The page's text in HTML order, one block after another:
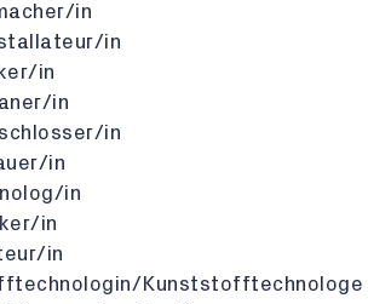
in
in
in
in
in
in
in
in
in
Kunststofftechnologe